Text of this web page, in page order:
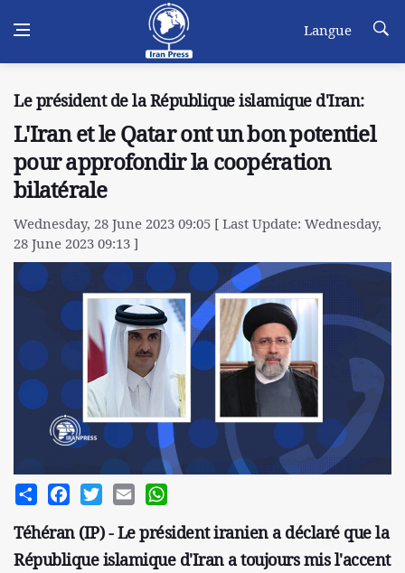
Langue
Le président de la République islamique d'Iran:
L'Iran et le Qatar ont un bon potentiel
pour approfondir la coopération
bilatérale
Wednesday, 28 June 2023 09:05 [ Last Update: Wednesday,
28 June 2023 09:13 ]
Share FacebookTwitterEmail
Téhéran (IP) - Le président iranien a déclaré que la
République islamique d'Iran a toujours mis l'accent